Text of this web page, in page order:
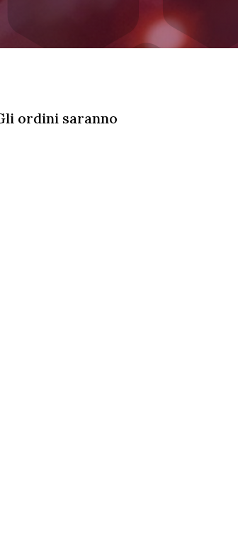
ordini saranno